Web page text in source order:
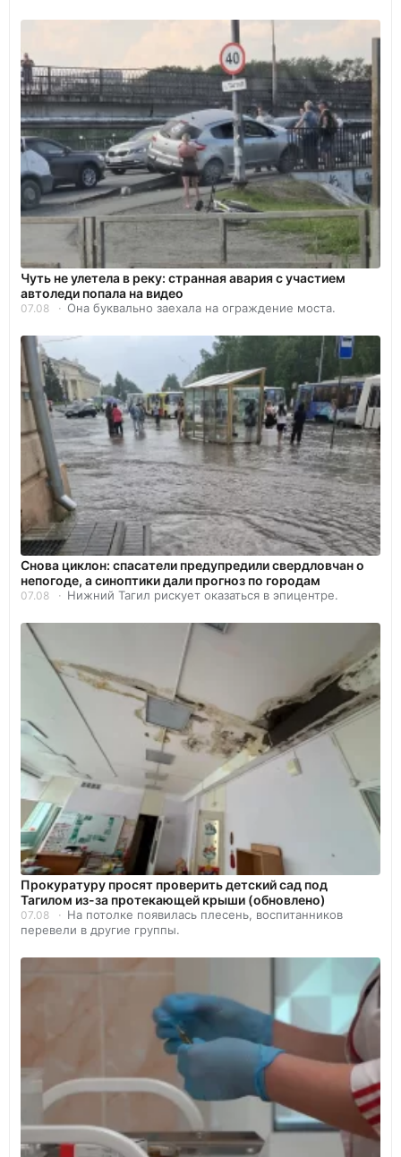
Чуть не улетела в реку: странная авария с участием
автоледи попала на видео
07.08 Она буквально заехала на ограждение моста.
Снова циклон: спасатели предупредили свердловчан о
непогоде, а синоптики дали прогноз по городам
07.08 Нижний Тагил рискует оказаться в эпицентре.
Прокуратуру просят проверить детский сад под
Тагилом из-за протекающей крыши (обновлено)
07.08
На потолке появилась плесень, воспитанников
перевели в другие группы.